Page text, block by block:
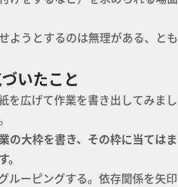
ようとするのは無理がある、とも
いたこと
を広げて作業を書き出してみまし
の大枠を書き、その枠に当てはま
ルーピングする。依存関係を矢印